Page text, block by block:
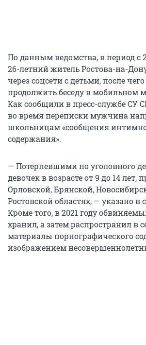
По данным ведомства, в период с
26-летний житель Ростова-на-
через соцсети с детьми, после
продолжить беседу в мобильном
Как сообщили в пресс-службе СУ
во время переписки мужчина
школьницам «сообщения
содержания».
— Потерпевшими по уголовного
девочек в возрасте от 9 до 14
Орловской, Брянской,
Ростовской областях, — указано
Кроме того, в 2021 году
хранил, а затем распространил в
материалы порнографического
изображением